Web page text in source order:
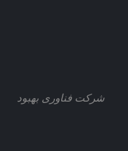
شرکت فناوری بهبود